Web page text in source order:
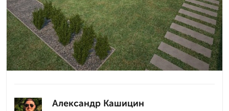
Александр Кашицин